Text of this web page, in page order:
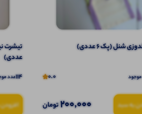
شنل (پک 6 عددی)
0.0
به سبد 200,000تومان
عددی)
114عدد